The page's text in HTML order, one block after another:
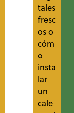
tales
fresc
os o
cóm
o
insta
lar
un
cale